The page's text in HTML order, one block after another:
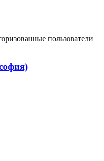
пользователи